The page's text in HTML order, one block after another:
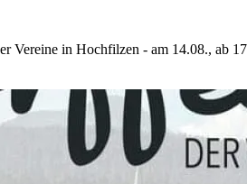
Vereine in Hochfilzen - am 14.08., ab